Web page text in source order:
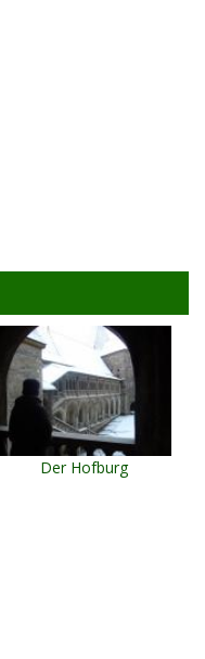
Der Hofburg